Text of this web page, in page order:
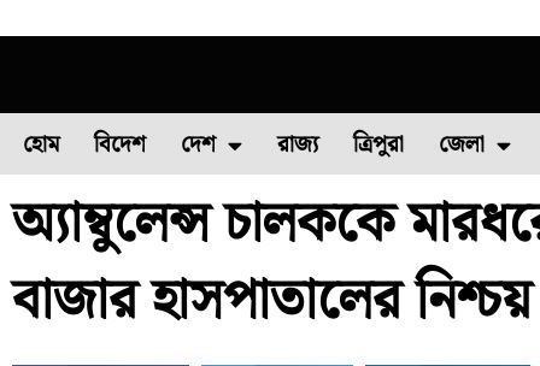
হোম বিদেশ দেশ
ফুল চাষ ফল চাষ মাছ চাষ পোল্ট্রি
রাজ্য ত্রিপুরা জেলা
উত্তর ২৪
অ্যাম্বুলেন্স চালককে
বাজার হাসপাতালের